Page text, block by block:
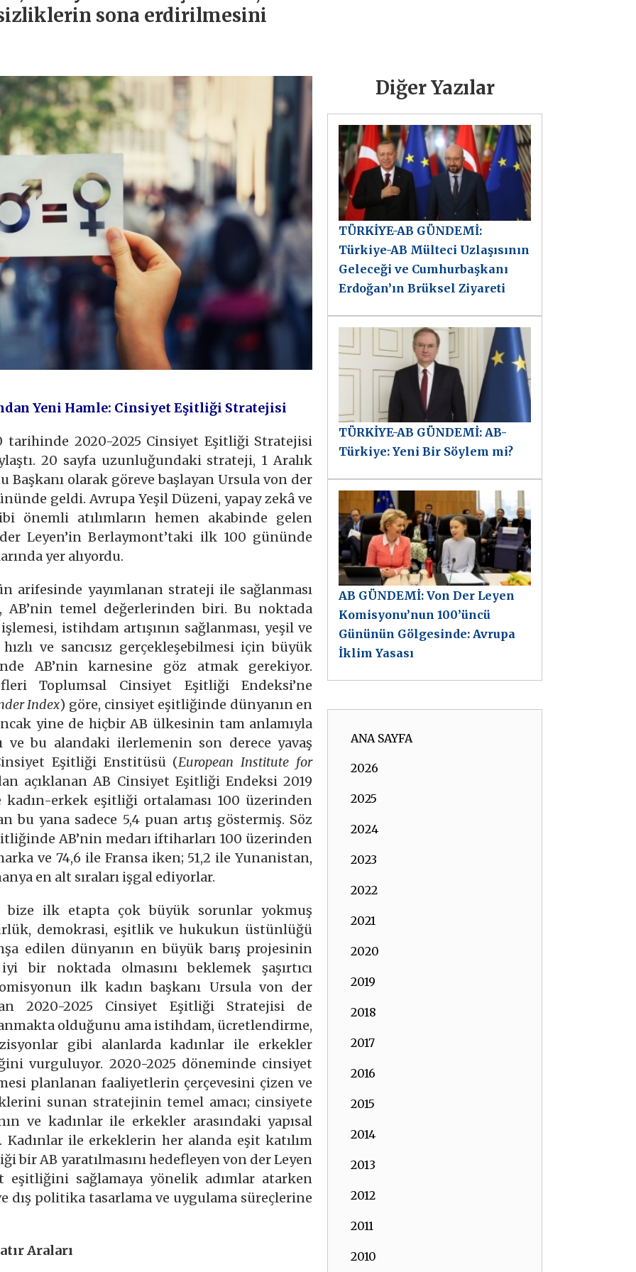
sona erdirilmesini
Yeni Hamle: Cinsiyet Eşitliği Stratejisi
tarihinde 2020-2025 Cinsiyet Eşitliği Stratejisi
20 sayfa uzunluğundaki strateji, 1 Aralık
Başkanı olarak göreve başlayan Ursula von der
geldi. Avrupa Yeşil Düzeni, yapay zekâ ve
önemli atılımların hemen akabinde gelen
Leyen’in Berlaymont’taki ilk 100 gününde
yer alıyordu.
arifesinde yayımlanan strateji ile sağlanması
AB’nin temel değerlerinden biri. Bu noktada
istihdam artışının sağlanması, yeşil ve
ve sancısız gerçekleşebilmesi için büyük
AB’nin karnesine göz atmak gerekiyor.
Toplumsal Cinsiyet Eşitliği Endeksi’ne
Index) göre, cinsiyet eşitliğinde dünyanın en
yine de hiçbir AB ülkesinin tam anlamıyla
ve bu alandaki ilerlemenin son derece yavaş
Eşitliği Enstitüsü (European Institute for
açıklanan AB Cinsiyet Eşitliği Endeksi 2019
erkek eşitliği ortalaması 100 üzerinden
bu yana sadece 5,4 puan artış göstermiş. Söz
AB’nin medarı iftiharları 100 üzerinden
ve 74,6 ile Fransa iken; 51,2 ile Yunanistan,
en alt sıraları işgal ediyorlar.
bize ilk etapta çok büyük sorunlar yokmuş
demokrasi, eşitlik ve hukukun üstünlüğü
edilen dünyanın en büyük barış projesinin
bir noktada olmasını beklemek şaşırtıcı
ilk kadın başkanı Ursula von der
2020-2025 Cinsiyet Eşitliği Stratejisi de
olduğunu ama istihdam, ücretlendirme,
gibi alanlarda kadınlar ile erkekler
vurguluyor. 2020-2025 döneminde cinsiyet
planlanan faaliyetlerin çerçevesini çizen ve
sunan stratejinin temel amacı; cinsiyete
ve kadınlar ile erkekler arasındaki yapısal
ile erkeklerin her alanda eşit katılım
bir AB yaratılmasını hedefleyen von der Leyen
eşitliğini sağlamaya yönelik adımlar atarken
dış politika tasarlama ve uygulama süreçlerine
Araları
Diğer Yazılar
TÜRKİYE-AB GÜNDEMİ:
Türkiye-AB Mülteci Uzlaşısının
Geleceği ve Cumhurbaşkanı
Erdoğan’ın Brüksel Ziyareti
TÜRKİYE-AB GÜNDEMİ: AB-
Türkiye: Yeni Bir Söylem mi?
AB GÜNDEMİ: Von Der Leyen
Komisyonu’nun 100’üncü
Gününün Gölgesinde: Avrupa
İklim Yasası
ANA SAYFA
2026
2025
2024
2023
2022
2021
2020
2019
2018
2017
2016
2015
2014
2013
2012
2011
2010